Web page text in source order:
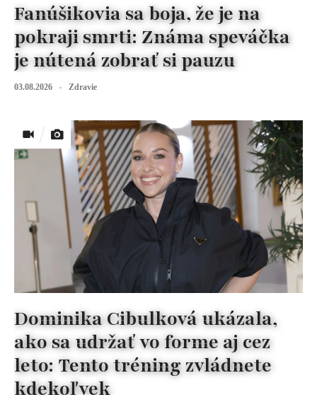
Fanúšikovia sa boja, že je na
pokraji smrti: Známa speváčka
je nútená zobrať si pauzu
03.08.2026 Zdravie
Dominika Cibulková ukázala,
ako sa udržať vo forme aj cez
leto: Tento tréning zvládnete
kdekoľvek